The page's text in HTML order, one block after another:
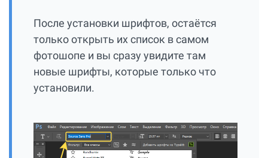
После установки шрифтов, остаётся
только открыть их список в самом
фотошопе и вы сразу увидите там
новые шрифты, которые только что
установили.